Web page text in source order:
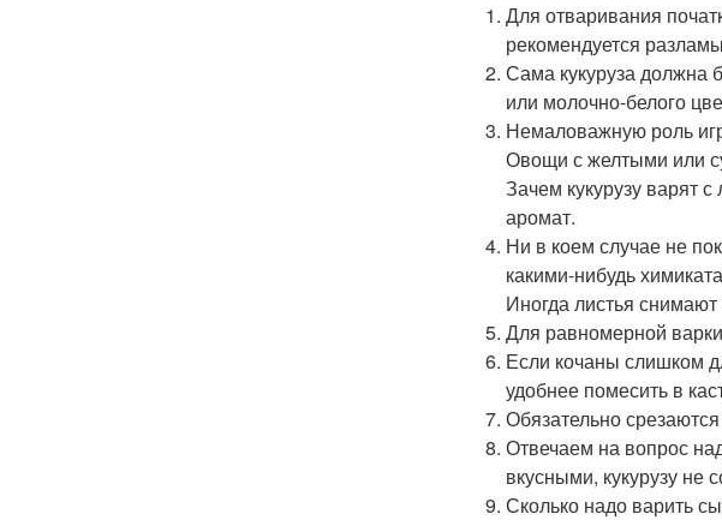
Для отваривания
рекомендуется
Сама кукуруза должна
или молочно-белого
Немаловажную роль
Овощи с желтыми или
Зачем кукурузу варят
аромат.
Ни в коем случае не
какими-нибудь
Иногда листья
Для равномерной
Если кочаны слишком
удобнее помесить в
Обязательно
Отвечаем на вопрос
вкусными, кукурузу не
Сколько надо варить